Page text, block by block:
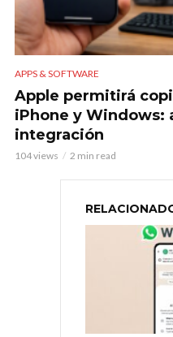
APPS & SOFTWARE
Apple permitirá
iPhone y Windows:
integración
104 views 2 min read